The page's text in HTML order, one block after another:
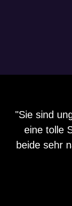
"Sie sind
eine tolle
beide sehr